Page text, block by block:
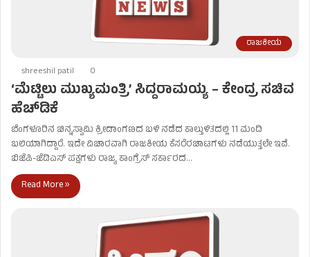
ರಾಜಕೀಯ
shreeshil patil 0
‘ಮೆಟ್ಟಿಲು ಮುಖ್ಯಮಂತ್ರಿ’ ಸಿದ್ದರಾಮಯ್ಯ – ಕೇಂದ್ರ ಸಚಿವ
ಹೆಚ್​​ಡಿಕೆ
ಬೆಂಗಳೂರಿನ ಚಿನ್ನಸ್ವಾಮಿ ಕ್ರೀಡಾಂಗಣದ ಬಳಿ ನಡೆದ ಕಾಲ್ತುಳಿತದಲ್ಲಿ 11 ಮಂದಿ
ಬಲಿಯಾಗಿದ್ದಾರೆ. ಇದೇ ವಿಚಾರವಾಗಿ ರಾಜಕೀಯ ಕೆಸರೆರಚಾಟಗಳು ನಡೆಯುತ್ತಲೇ ಇವೆ.
ಬಿಜೆಪಿ-ಜೆಡಿಎಸ್​​ ಪಕ್ಷಗಳು ರಾಜ್ಯ ಕಾಂಗ್ರೆಸ್ ಸರ್ಕಾರದ…
Read More »